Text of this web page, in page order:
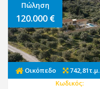
Πώληση
120.000
Οικόπεδο
742,81τ.μ.
Κωδικός: